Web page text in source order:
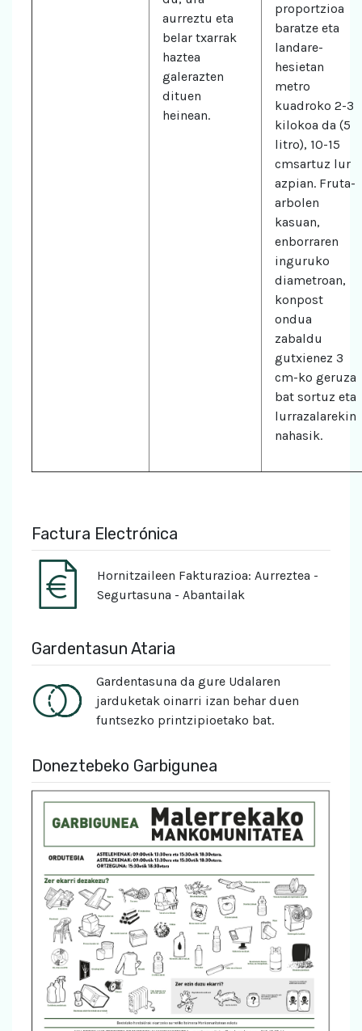
aurreztu eta
belar txarrak
haztea
galerazten
dituen
heinean.
proportzioa
baratze eta
landare-
hesietan
metro
kuadroko 2-3
kilokoa da (5
litro), 10-15
cmsartuz lur
azpian. Fruta-
arbolen
kasuan,
enborraren
inguruko
diametroan,
konpost
ondua
zabaldu
gutxienez 3
cm-ko geruza
bat sortuz eta
lurrazalarekin
nahasik.
Factura Electrónica
Hornitzaileen Fakturazioa: Aurreztea -
Segurtasuna - Abantailak
Gardentasun Ataria
Gardentasuna da gure Udalaren
jarduketak oinarri izan behar duen
funtsezko printzipioetako bat.
Doneztebeko Garbigunea